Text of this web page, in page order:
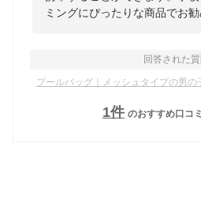
ミングにぴったりな商品でお勧
回答された
プールバッグ｜メッシュタイプの男の
1件 のおすすめ口コ